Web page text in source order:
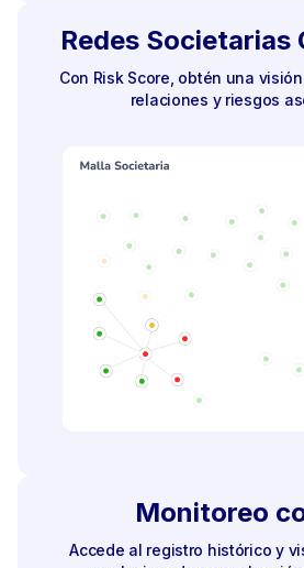
Redes Societarias
Con Risk Score, obtén una
relaciones y riesgos
Monitoreo
Accede al registro histórico y